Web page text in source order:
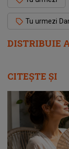
DISTRIBUIE
Tu urmezi
CITEȘTE ȘI